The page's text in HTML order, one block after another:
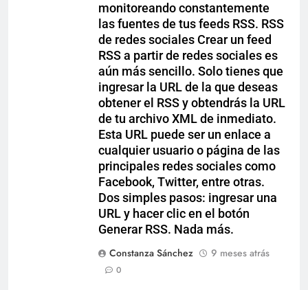
monitoreando constantemente
las fuentes de tus feeds RSS. RSS
de redes sociales Crear un feed
RSS a partir de redes sociales es
aún más sencillo. Solo tienes que
ingresar la URL de la que deseas
obtener el RSS y obtendrás la URL
de tu archivo XML de inmediato.
Esta URL puede ser un enlace a
cualquier usuario o página de las
principales redes sociales como
Facebook, Twitter, entre otras.
Dos simples pasos: ingresar una
URL y hacer clic en el botón
Generar RSS. Nada más.
Constanza Sánchez
9 meses atrás
0